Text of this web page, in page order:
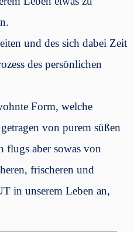
und des sich dabei Zeit
des persönlichen
Form, welche
von purem süßen
flugs aber sowas von
frischeren und
in unserem Leben an,